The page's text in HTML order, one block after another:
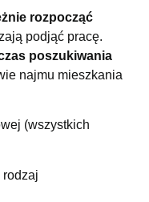
rozpocząć
podjąć pracę.
poszukiwania
najmu mieszkania
(wszystkich
rodzaj